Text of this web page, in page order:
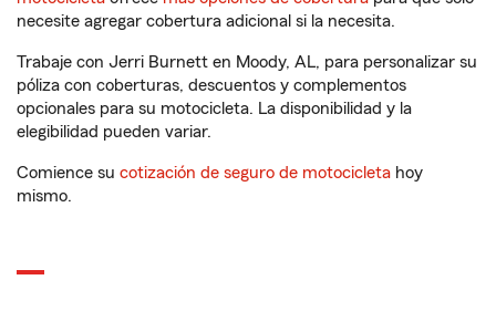
necesite agregar cobertura adicional si la necesita.
Trabaje con Jerri Burnett en Moody, AL, para personalizar su
póliza con coberturas, descuentos y complementos
opcionales para su motocicleta. La disponibilidad y la
elegibilidad pueden variar.
Comience su cotización de seguro de motocicleta hoy
mismo.